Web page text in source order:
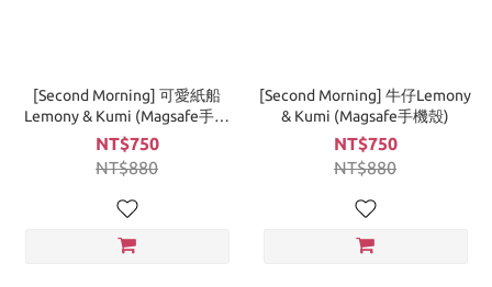
[Second Morning] 可愛紙船
Lemony & Kumi (Magsafe手機
殼)
NT$750
NT$880
[Second Morning] 牛仔Lemony
& Kumi (Magsafe手機殼)
NT$750
NT$880